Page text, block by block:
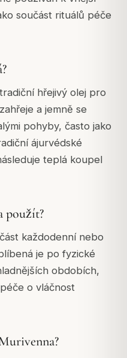
součást rituálů péče
hřejivý olej pro
a jemně se
pohyby, často jako
ájurvédské
teplá koupel
použít?
každodenní nebo
je po fyzické
obdobích,
o vláčnost